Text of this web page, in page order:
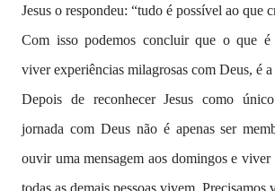
Jesus o respondeu: “tudo é possível ao que
Com isso podemos concluir que o que é
viver experiências milagrosas com Deus, é a
Depois de reconhecer Jesus como
jornada com Deus não é apenas ser
ouvir uma mensagem aos domingos e viver
todas as demais pessoas vivem. Precisamos